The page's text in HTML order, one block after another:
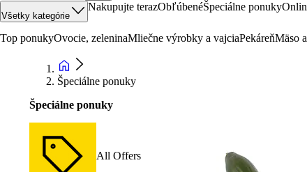
Všetky kategórie
Nakupujte terazObľúbenéŠpeciálne ponuky
Top ponukyOvocie, zeleninaMliečne výrobky a vajciaPekáreňMäso
Špeciálne ponuky
Špeciálne ponuky
All Offers